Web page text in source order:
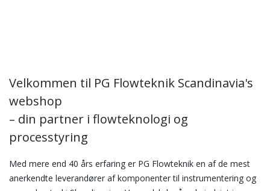
Velkommen til PG Flowteknik Scandinavia's
webshop
– din partner i flowteknologi og
processtyring
Med mere end 40 års erfaring er PG Flowteknik en af de mest
anerkendte leverandører af komponenter til instrumentering og